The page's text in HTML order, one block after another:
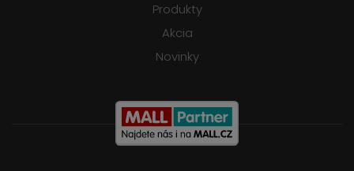
Produkty
Akcia
Novinky